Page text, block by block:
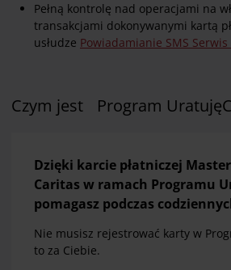
Pełną kontrolę nad operacjami na
transakcjami dokonywanymi kartą
usłudze Powiadamianie SMS Serwis
Czym jest Program
Dzięki karcie płatniczej
Caritas w ramach Programu
pomagasz podczas
Nie musisz rejestrować karty w
to za Ciebie.